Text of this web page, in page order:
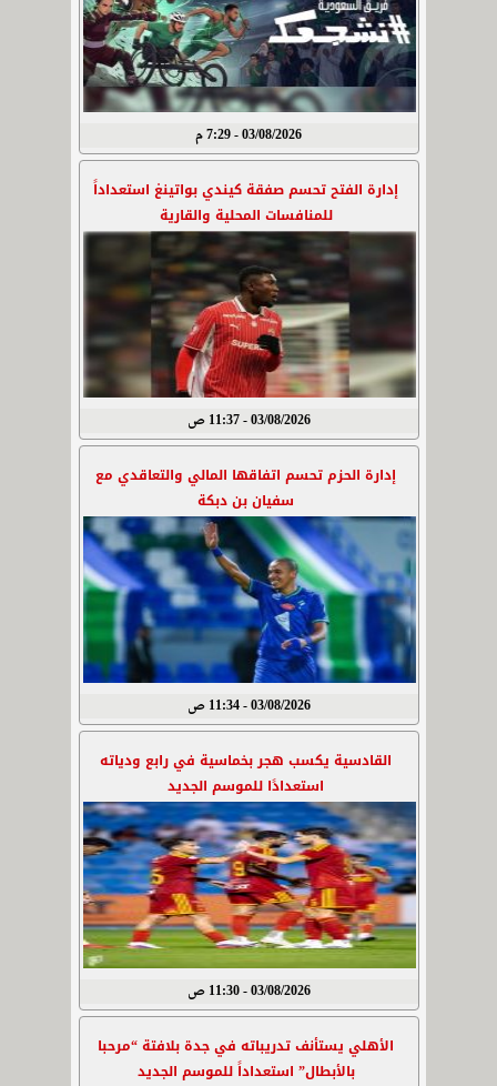
03/08/2026 - 7:29 م
إدارة الفتح تحسم صفقة كيندي بواتينغ استعداداً
للمنافسات المحلية والقارية
03/08/2026 - 11:37 ص
إدارة الحزم تحسم اتفاقها المالي والتعاقدي مع
سفيان بن دبكة
03/08/2026 - 11:34 ص
القادسية يكسب هجر بخماسية في رابع ودياته
استعدادًا للموسم الجديد
03/08/2026 - 11:30 ص
الأهلي يستأنف تدريباته في جدة بلافتة “مرحبا
بالأبطال” استعداداً للموسم الجديد